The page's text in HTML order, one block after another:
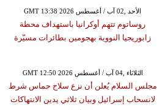
GMT 13:38 2026 الأحد ,02 آب / أغسطس
روساتوم تتهم أوكرانيا باستهداف محطة
زابوريجيا النووية بهجومين بطائرات مسيّرة
GMT 12:50 2026 الثلاثاء ,04 آب / أغسطس
مجلس السلام يُعلن أن نزع سلاح حماس شرط
لانسحاب إسرائيل وبيان ثلاثي يدين الانتهاكات